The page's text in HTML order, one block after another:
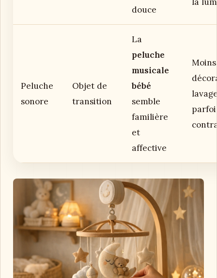
douce
Peluche
sonore
Objet de
transition
La
peluche
musicale
bébé
semble
familière
et
affective
Moins